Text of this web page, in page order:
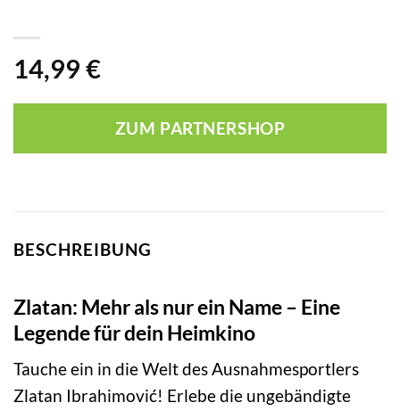
14,99 €
ZUM PARTNERSHOP
BESCHREIBUNG
Zlatan: Mehr als nur ein Name – Eine
Legende für dein Heimkino
Tauche ein in die Welt des Ausnahmesportlers
Zlatan Ibrahimović! Erlebe die ungebändigte